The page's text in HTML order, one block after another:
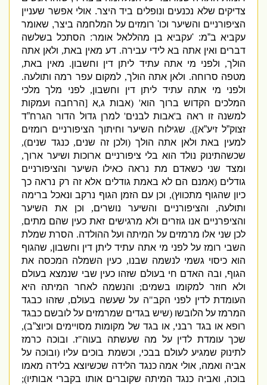
צדיקים שלא נכנעים ונופלים ביד היצר.אולי אפשר שעניין
הציפורניים והשיער וכו 'רומזים על המלחמה ביצר,שאומר
עקביא ב”מ: 'עקביאבן מהללאל אומר: הסתכל בשלשה
דברים ואין אתה בא לידי עבירה.דע מאין באת,ולאן אתה
הולך,ולפני מי אתה עתיד ליתן דין וחשבון.מאין באת,
מטפה סרוחה.ולאן אתה הולך,למקום עפר רמה ותולעה.
ולפני מי אתה עתיד ליתן דין וחשבון,לפני מלך מלכי
המלכים הקדוש ברוך הוא' (אבות ג, א[הרחבה ועמקות
למשנה זו ראה ב אבות לבנים'למרן גדול הדור הגרח”ד
זצוק”ל זיע”א])
.שגילוח השיער וחיתוך הציפורניים רומזים
למעין באת ולאן אתה הולך(ולכן זה שנים,כנגד שנים),
שכשהתינוק נולד הוא בלי ציפורניים ארוכות ושיער ארוך,
ומצד שני כשאדם מת נראה כאילו השיער והציפורניים
גודלים(אמנם הם לא באמת גודלים אלא זה רק נראה כך
כיון שהגוף מתכווץ),וכן עם הזמן הגוף נרקב ונאכל ברימה
ותולעה,והציפורניים והשיער נושרים,וכן את השיער
והציפרניים אנו גוזרים ולא מרגישים זאת כעין שהם מתים,
לכן שני אלו מרמזים על המיתה ועל ההולדה.הסרת שמלת
השבי רומז על לפני מי אתה עתיד ליתן דין וחשבון,שהגוף
הוא כיסוי גשמי לנשמה שבנו,כעין השמלה המכסה את
הגוף,ובה האדם חי בעולם שזהו כעין שבי שנמצא בעולם
ולא חוזר למקומו בשמים;והנשמה לאחר המיתה היא
העומדת לדין לפני הקב"ה על שעשה בעולם,שזהו כבגד
המרמז על הלובשו(שיש בגדים שמרמזים על לובשם כבגד
רופא או בגד רבני,או בגד של מקומות מסויימים וכיוצ”ב),
שכך עומדת לדין על מה שעשתה בעוה"ז.ובוכה כרמז
לתינוק שמגיע לעולם בבכי,וכשמת בוכים עליו(ובוכה על
אביה ואמה,אולי אמה כנגד הלידה שכשיוצא בלידה מאמו
בוכה,ואביה כנגד המיתה שקוברים אותו בקברי אבותיו);